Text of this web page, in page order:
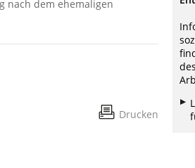
nach dem ehemaligen
Drucken